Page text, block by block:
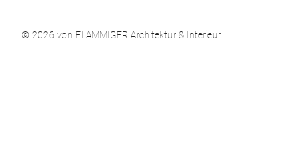
© 2026 von FLAMMIGER Architektur & Interieur